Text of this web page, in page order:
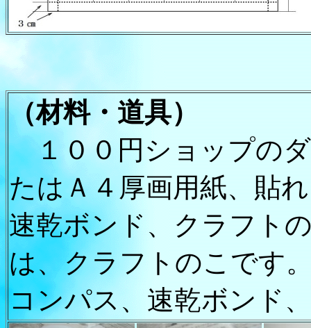
（材料・ 道具）
１００円ショップのダ
たはＡ４厚画用紙、貼
速乾ボンド、クラフト
は、クラフトのこです
コンパス、速乾ボンド